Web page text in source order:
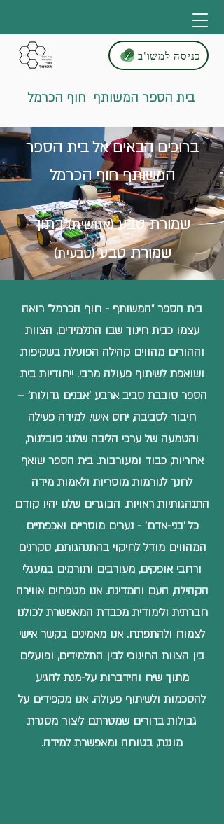
כניסה למשו"ב
בית הספר המשותף חוף הכרמל
ברוכים הבאים אל בית הספר
המשותף חוף הכרמל
שמורת טבע(אנושית)בתוך
שמורת טבע(טבעית)
בית הספר "המשותף - חוף הכרמל" רואה
עצמו כבית חינוך שבו התלמידים, הצוות
וההורים מהווים קהילה הפועלת בשקיפות
ושואפת לשיתוף פעולה מרבי. ייחודיות בית
הספר סובבת סביב ארבע 'אבנים גדולות' –
חיבור לסביבה, יחס אישי, למידה פעילה
והטמעה של ערכי הליבה שלנו: סובלנות,
אחריות,כבוד ומעורבות. בית הספר שואף
לחנך לנורמות מוסריות ולאמות מידה
התנהגותיות ראויות. הבוגרים שלנו יהיו קודם
כל 'בני-אדם' - נערים מוסריים ואכפתיים
המהווים מודל לחיקוי בהתנהגותם, סקרנים
ורחבי אופקים, מעורבים ותורמים במעגלי
הקהילה, העם והמדינה. אנו מטפחים אווירה
חברתית ולימודית מכבדת המאפשרת לכולנו
לצמוח ולהתפתח. אנו מאמינים בקשר אישי
בין הצוות החינוכי לבין התלמידים, ופועלים
מתוך שיח והידברות על-מנת להגיע
להסכמות ולשיתוף פעולה. אנו מקפידים על
גבולות ברורים שמטרתם ליצור מסגרת
מוגנת, בטוחה ומאפשרת למידה.